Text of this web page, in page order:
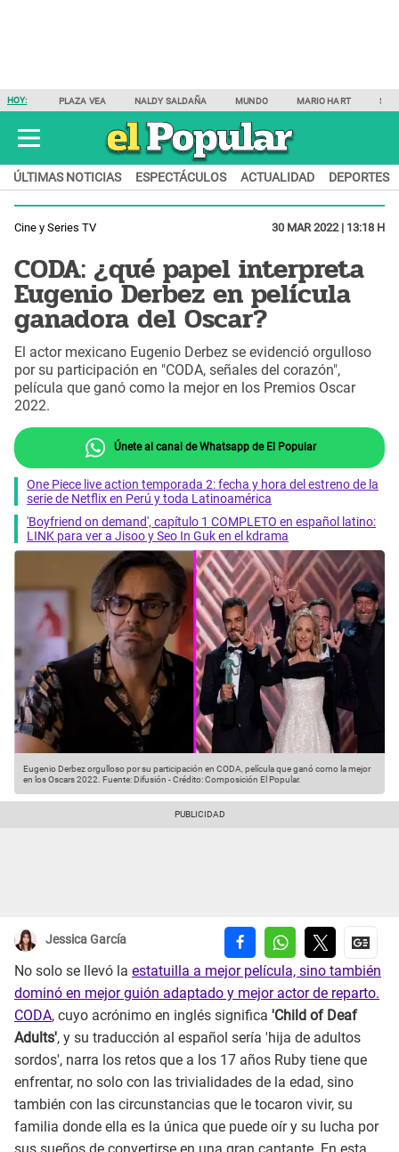
HOY: PLAZA VEA NALDY SALDAÑA MUNDO MARIO HART
ÚLTIMAS NOTICIAS ESPECTÁCULOS ACTUALIDAD DEPORTES
Cine y Series TV 30 MAR 2022 | 13:18 H
CODA: ¿qué papel interpreta
Eugenio Derbez en película
ganadora del Oscar?
El actor mexicano Eugenio Derbez se evidenció orgulloso
por su participación en "CODA, señales del corazón",
película que ganó como la mejor en los Premios Oscar
2022.
Únete al canal de Whatsapp de El Popular
One Piece live action temporada 2: fecha y hora del estreno de la
serie de Netflix en Perú y toda Latinoamérica
'Boyfriend on demand', capítulo 1 COMPLETO en español latino:
LINK para ver a Jisoo y Seo In Guk en el kdrama
Eugenio Derbez orgulloso por su participación en CODA, película que ganó como la mejor
en los Oscars 2022. Fuente: Difusión -Crédito: Composición El Popular.
Jessica García
No solo se llevó la estatuilla a mejor película, sino también
dominó en mejor guión adaptado y mejor actor de reparto.
CODA, cuyo acrónimo en inglés significa 'Child of Deaf
Adults', y su traducción al español sería 'hija de adultos
sordos', narra los retos que a los 17 años Ruby tiene que
enfrentar, no solo con las trivialidades de la edad, sino
también con las circunstancias que le tocaron vivir, su
familia donde ella es la única que puede oír y su lucha por